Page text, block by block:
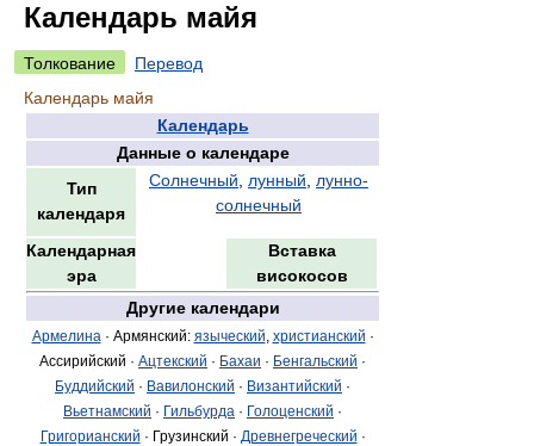
Календарь майя
Толкование
Перевод
Календарь майя
Календарь
Данные о календаре
Тип
календаря
Солнечный лунный
лунно-
солнечный
Календарная
эра
Вставка
високосов
Другие календари
Армелина · Армянский: языческий христианский ·
Ассирийский · Ацтекский · Бахаи · Бенгальский ·
Буддийский · Вавилонский · Византийский ·
Вьетнамский · Гильбурда · Голоценский ·
Григорианский · Грузинский · Древнегреческий ·